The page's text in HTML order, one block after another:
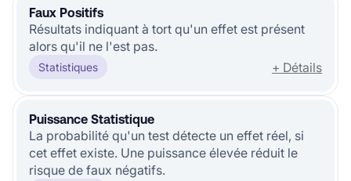
Faux Positifs
Résultats indiquant à tort qu'un effet est présent
alors qu'il ne l'est pas.
Statistiques + Détails
Puissance Statistique
La probabilité qu'un test détecte un effet réel, si
cet effet existe. Une puissance élevée réduit le
risque de faux négatifs.